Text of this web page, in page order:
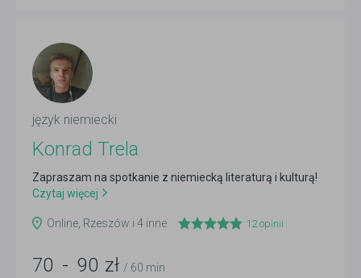
język niemiecki
Konrad Trela
Zapraszam na spotkanie z niemiecką literaturą i kulturą!
Czytaj więcej
Online, Rzeszów i 4 inne 12opinii
70 - 90 zł / 60 min